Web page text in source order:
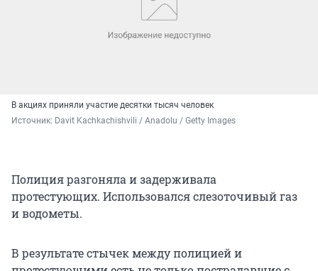
В акциях приняли участие десятки тысяч человек
Источник: Davit Kachkachishvili / Anadolu / Getty Images
Полиция разгоняла и задерживала
протестующих. Использовался слезоточивый газ
и водометы.
В результате стычек между полицией и